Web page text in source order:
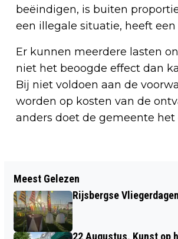
beëindigen, is buiten
een illegale situatie, heeft
Er kunnen meerdere lasten
niet het beoogde effect dan
Bij niet voldoen aan de
worden op kosten van de
anders doet de gemeente het
ROOKVERBOD GRENSPARK
KALMTHOUTSE HEIDE
Meest Gelezen
Rijsbergse
22 Augustus, Kunst op